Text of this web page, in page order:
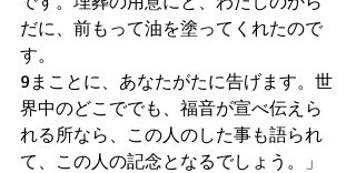
だに、前もって油を塗ってくれたので
す。
9まことに、あなたがたに告げます。世
界中のどこででも、福音が宣べ伝えら
れる所なら、この人のした事も語られ
て、この人の記念となるでしょう。」